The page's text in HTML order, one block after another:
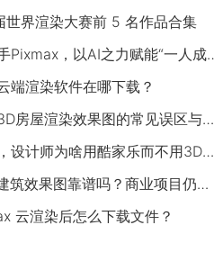
典作品欣赏
世界渲染大赛前 5 名作品合集
Pixmax，以AI之力赋能“一人成
端渲染软件在哪下载？
房屋渲染效果图的常见误区与规
设计师为啥用酷家乐而不用3Ds
筑效果图靠谱吗？商业项目仍离
渲染
云渲染后怎么下载文件？